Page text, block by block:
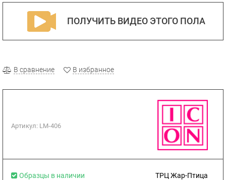
ПОЛУЧИТЬ ВИДЕО ЭТОГО ПОЛА
В сравнение В избранное
Артикул: LM-406
Образцы в наличии ТРЦ Жар-Птица